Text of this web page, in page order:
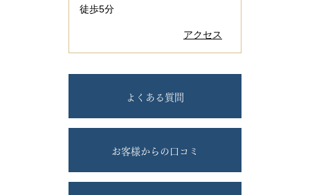
徒歩5分
アクセス
よくある質問
お客様からの口コミ